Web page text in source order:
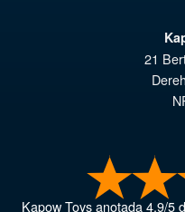
21
Kapow Toysanotada4.9/5